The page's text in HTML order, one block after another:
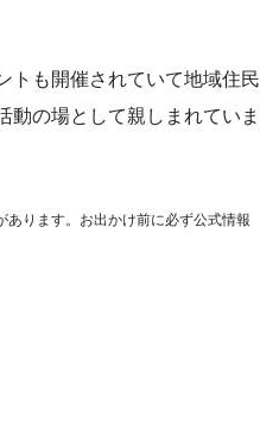
トも開催されていて地域住民
動の場として親しまれていま
ります。お出かけ前に必ず公式情報